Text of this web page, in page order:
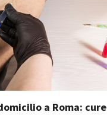
a Roma: cure